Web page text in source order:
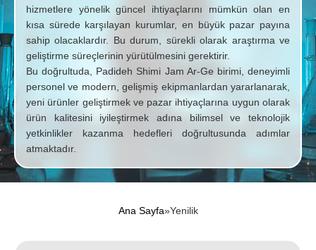
hizmetlere yönelik güncel ihtiyaçlarını mümkün olan en
kısa sürede karşılayan kurumlar, en büyük pazar payına
sahip olacaklardır. Bu durum, sürekli olarak araştırma ve
geliştirme süreçlerinin yürütülmesini gerektirir.
Bu doğrultuda, Padideh Shimi Jam Ar-Ge birimi, deneyimli
personel ve modern, gelişmiş ekipmanlardan yararlanarak,
yeni ürünler geliştirmek ve pazar ihtiyaçlarına uygun olarak
ürün kalitesini iyileştirmek adına bilimsel ve teknolojik
yetkinlikler kazanma hedefleri doğrultusunda adımlar
atmaktadır.
Ana Sayfa»Yenilik